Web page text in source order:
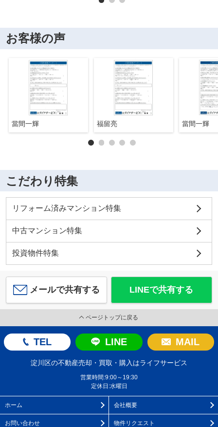
お客様の声
當間一輝 福留亮 當間一輝
こだわり特集
リフォーム済みマンション特集
中古マンション特集
投資物件特集
メールで共有する LINEで共有する
ページトップに戻る
TEL LINE MAIL
淀川区の不動産売却・買取・購入はライフサービス
営業時間:9:00～19:30
定休日:水曜日
ホーム 会社概要
お問い合わせ 物件リクエスト